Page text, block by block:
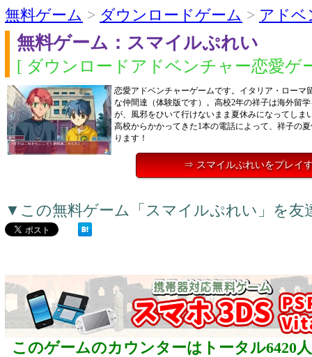
無料ゲーム > ダウンロードゲーム > アドベ
無料ゲーム：スマイルぷれい
[ ダウンロードアドベンチャー恋愛ゲ
恋愛アドベンチャーゲームです。イタリア・ローマ
な仲間達（体験版です）。高校2年の祥子は海外留
が、風邪をひいて行けないまま夏休みになってしま
高校からかかってきた1本の電話によって、祥子の
ります！
⇒ スマイルぷれいをプレイ
▼この無料ゲーム「スマイルぷれい」を友
このゲームのカウンターはトータル6420